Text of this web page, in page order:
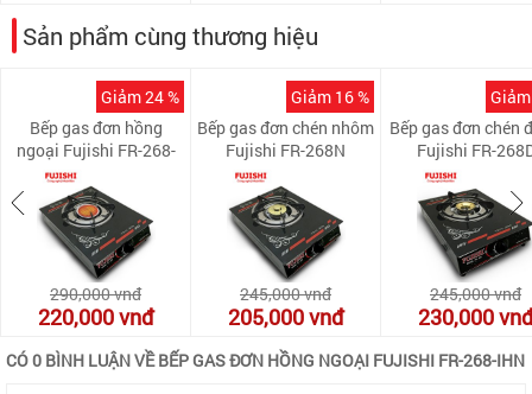
Sản phẩm cùng thương hiệu
Giảm 24 %
Bếp gas đơn hồng
ngoại Fujishi FR-268-
290,000vnđ
220,000vnđ
Giảm 16 %
Bếp gas đơn chén nhôm
Fujishi FR-268N
245,000vnđ
205,000vnđ
Bếp gas đơn chén
Fujishi FR-
245,000vnđ
230,000
CÓ 0 BÌNH LUẬN VỀ BẾP GAS ĐƠN HỒNG NGOẠI FUJISHI FR-268-IHN